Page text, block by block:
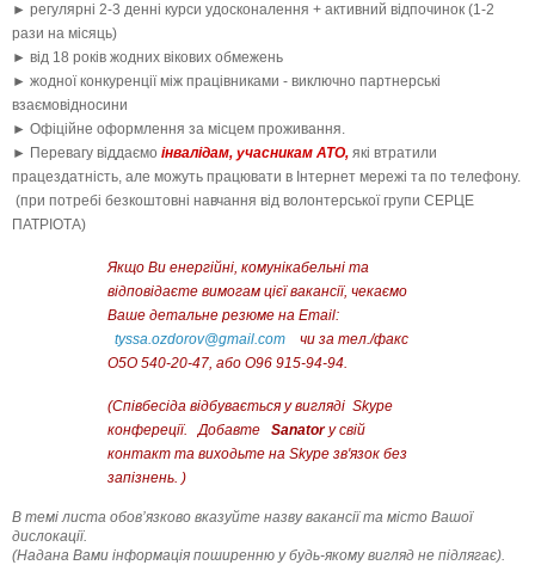
► регулярні 2-3 денні курси удосконалення + активний відпочинок (1-2
рази на місяць)
► від 18 років жодних вікових обмежень
► жодної конкуренції між працівниками - виключно партнерські
взаємовідносини
► Офіційне оформлення за місцем проживання.
► Перевагу віддаємо інвалідам, учасникам АТО, які втратили
працездатність, але можуть працювати в Інтернет мережі та по телефону.
(при потребі безкоштовні навчання від волонтерської групи СЕРЦЕ
ПАТРІОТА)
Якщо Ви енергійні, комунікабельні та
відповідаєте вимогам цієї вакансії, чекаємо
Ваше детальне резюме на Еmail:
tyssa.ozdorov@gmail.com чи за тел./факс
О5О 540-20-47, або О96 915-94-94.
(Співбесіда відбувається у вигляді Skype
конфереції. Добавте Sanatorу свій
контакт та виходьте на Skype зв'язок без
запізнень. )
В темі листа обов’язково вказуйте назву вакансії та місто Вашої
дислокації.
(Надана Вами інформація поширенню у будь-якому вигляд не підлягає).